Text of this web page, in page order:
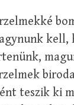
teszik ki